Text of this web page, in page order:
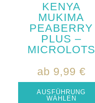
KENYA
MUKIMA
PEABERRY
PLUS –
MICROLOTS
ab 9,99 €
AUSFÜHRUNG
WÄHLEN